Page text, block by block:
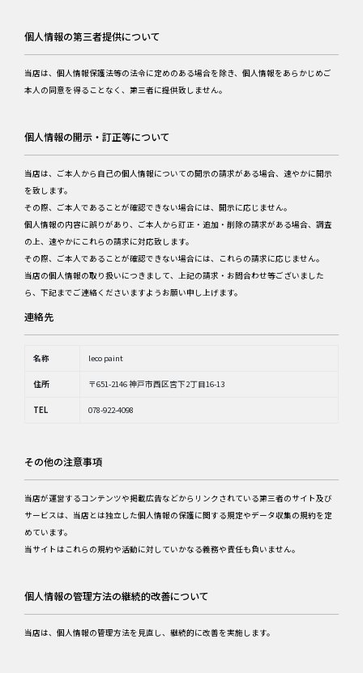
個人情報の第三者提供について
当店は、個人情報保護法等の法令に定めのある場合を除き、個人情報をあらかじめご
本人の同意を得ることなく、第三者に提供致しません。
個人情報の開示・訂正等について
当店は、ご本人から自己の個人情報についての開示の請求がある場合、速やかに開示
を致します。
その際、ご本人であることが確認できない場合には、開示に応じません。
個人情報の内容に誤りがあり、ご本人から訂正・追加・削除の請求がある場合、調査
の上、速やかにこれらの請求に対応致します。
その際、ご本人であることが確認できない場合には、これらの請求に応じません。
当店の個人情報の取り扱いにつきまして、上記の請求・お問合わせ等ございました
ら、下記までご連絡くださいますようお願い申し上げます。
連絡先
名称 leco paint
住所 〒651-2146 神戸市西区宮下2丁目16-13
TEL 078-922-4098
その他の注意事項
当店が運営するコンテンツや掲載広告などからリンクされている第三者のサイト及び
サービスは、当店とは独立した個人情報の保護に関する規定やデータ収集の規約を定
めています。
当サイトはこれらの規約や活動に対していかなる義務や責任も負いません。
個人情報の管理方法の継続的改善について
当店は、個人情報の管理方法を見直し、継続的に改善を実施します。